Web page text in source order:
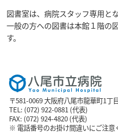
図書室は、病院スタッフ専用と
一般の方への図書は本館１階の
す。
〒581-0069 大阪府八尾市龍華町1丁
TEL: (072) 922-0881 (代表)
FAX: (072) 924-4820 (代表)
※ 電話番号のお掛け間違いにご注意